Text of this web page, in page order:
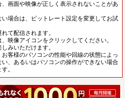
画面や映像が正しく表示されないことがあ
い場合は、ビットレート設定を変更してお試
て配信されます。
映像アイコンをクリックしてください。
みいただけます。
お客様のパソコンの性能や回線の状態によっ
、あるいはパソコンの操作ができない場合
。